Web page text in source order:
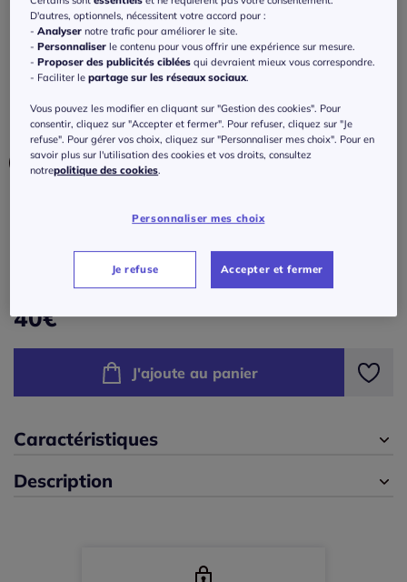
Réf : 175.845.066 3.2 /5- 23avis
Couleur :écru
Choisir une couleur :
épuisé
En stock
42 -En stock
44 -En stock
Guide des tailles
40€
J'ajoute au panier
Caractéristiques
Description
D'autres, optionnels, nécessitent votre accord pour :
-Analyser notre trafic pour améliorer le site.
-Personnaliser le contenu pour vous offrir une expérience sur mesure.
-Proposer des publicités ciblées qui devraient mieux vous correspondre.
- Faciliter lepartage sur les réseaux sociaux.
Vous pouvez les modifier en cliquant sur "Gestion des cookies". Pour
consentir, cliquez sur "Accepter et fermer". Pour refuser, cliquez sur "Je
refuse". Pour gérer vos choix, cliquez sur "Personnaliser mes choix". Pour en
savoir plus sur l'utilisation des cookies et vos droits, consultez
notrepolitique des cookies.
Personnaliser mes choix
Je refuse Accepter et fermer